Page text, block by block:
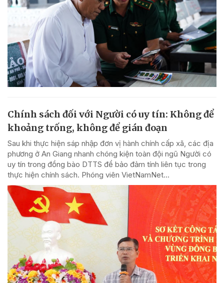
Chính sách đối với Người có uy tín: Không để
khoảng trống, không để gián đoạn
Sau khi thực hiện sáp nhập đơn vị hành chính cấp xã, các địa
phương ở An Giang nhanh chóng kiện toàn đội ngũ Người có
uy tín trong đồng bào DTTS để bảo đảm tính liên tục trong
thực hiện chính sách. Phóng viên VietNamNet...